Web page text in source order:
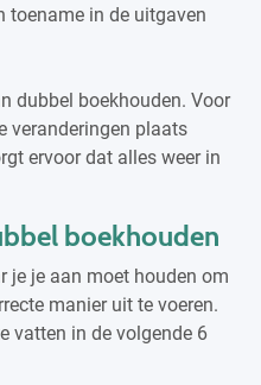
toename in de uitgaven
dubbel boekhouden. Voor
veranderingen plaats
ervoor dat alles weer in
boekhouden
je je aan moet houden om
manier uit te voeren.
vatten in de volgende 6